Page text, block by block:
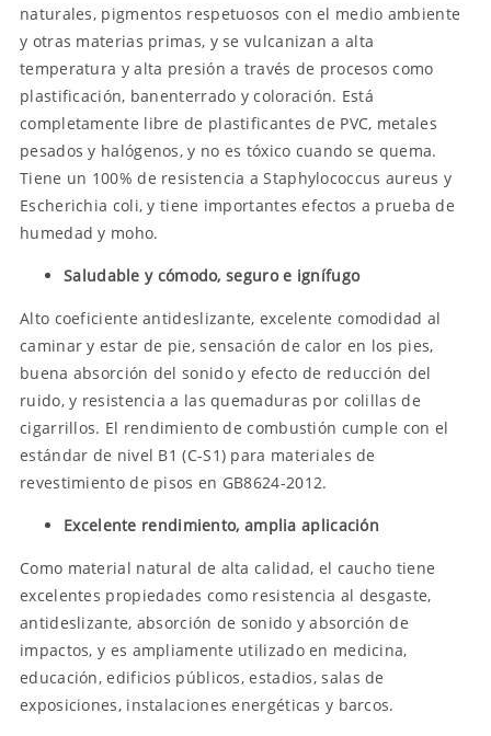
naturales, pigmentos respetuosos con el medio ambiente
y otras materias primas, y se vulcanizan a alta
temperatura y alta presión a través de procesos como
plastificación, banenterrado y coloración. Está
completamente libre de plastificantes de PVC, metales
pesados y halógenos, y no es tóxico cuando se quema.
Tiene un 100% de resistencia a Staphylococcus aureus y
Escherichia coli, y tiene importantes efectos a prueba de
humedad y moho.
Saludable y cómodo, seguro e ignífugo
Alto coeficiente antideslizante, excelente comodidad al
caminar y estar de pie, sensación de calor en los pies,
buena absorción del sonido y efecto de reducción del
ruido, y resistencia a las quemaduras por colillas de
cigarrillos. El rendimiento de combustión cumple con el
estándar de nivel B1 (C-S1) para materiales de
revestimiento de pisos en GB8624-2012.
Excelente rendimiento, amplia aplicación
Como material natural de alta calidad, el caucho tiene
excelentes propiedades como resistencia al desgaste,
antideslizante, absorción de sonido y absorción de
impactos, y es ampliamente utilizado en medicina,
educación, edificios públicos, estadios, salas de
exposiciones, instalaciones energéticas y barcos.